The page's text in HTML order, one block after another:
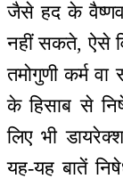
जैसे हद के वैष्णव
नहीं सकते, ऐसे
तमोगुणी कर्म
के हिसाब से
लिए भी
यह-यह बातें